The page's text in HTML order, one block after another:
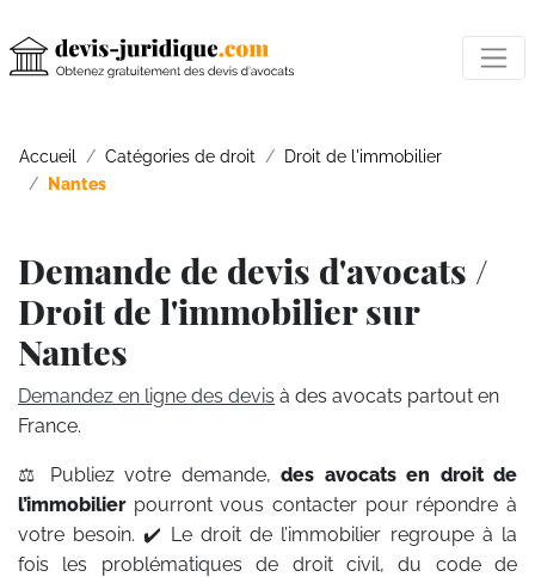
Accueil Catégories de droit
Droit de l'immobilier
Nantes
Demande de devis d'avocats /
Droit de l'immobilier sur
Nantes
Demandez en ligne des devis à des avocats partout en
France.
⚖️ Publiez votre demande,des avocats en droit de
l’immobilierpourront vous contacter pour répondre à
votre besoin. ✔️ Le droit de l’immobilier regroupe à la
fois les problématiques de droit civil, du code de